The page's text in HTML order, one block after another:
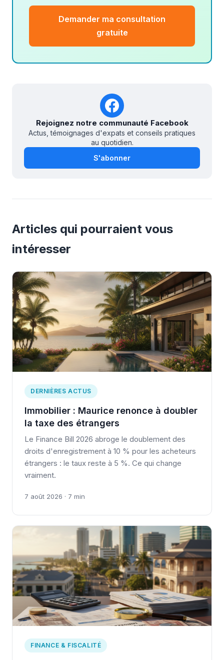
Demander ma consultation
gratuite
Rejoignez notre communauté Facebook
Actus, témoignages d'expats et conseils pratiques
au quotidien.
S'abonner
Articles qui pourraient vous
intéresser
DERNIÈRES ACTUS
Immobilier : Maurice renonce à doubler
la taxe des étrangers
Le Finance Bill 2026 abroge le doublement des
droits d'enregistrement à 10 % pour les acheteurs
étrangers : le taux reste à 5 %. Ce qui change
vraiment.
7 août 2026 · 7 min
FINANCE & FISCALITÉ